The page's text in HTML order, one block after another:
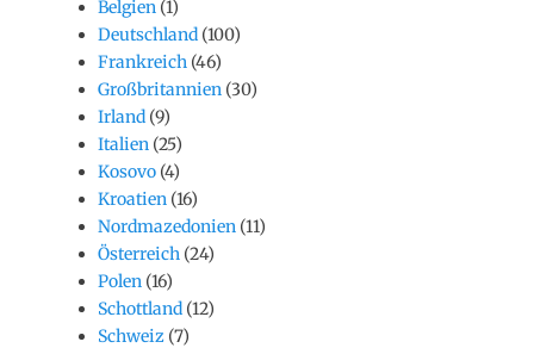
Belgien (1)
Deutschland (100)
Frankreich (46)
Großbritannien (30)
Irland (9)
Italien (25)
Kosovo (4)
Kroatien (16)
Nordmazedonien (11)
Österreich (24)
Polen (16)
Schottland (12)
Schweiz (7)